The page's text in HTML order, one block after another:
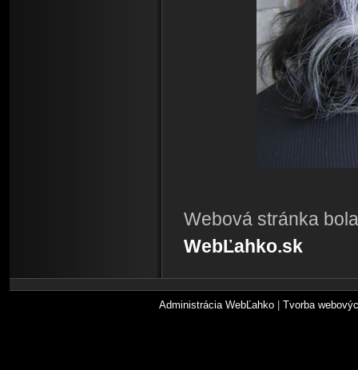
Webová stránka
WebĽahko.sk
Administrácia WebĽahko| Tvorba